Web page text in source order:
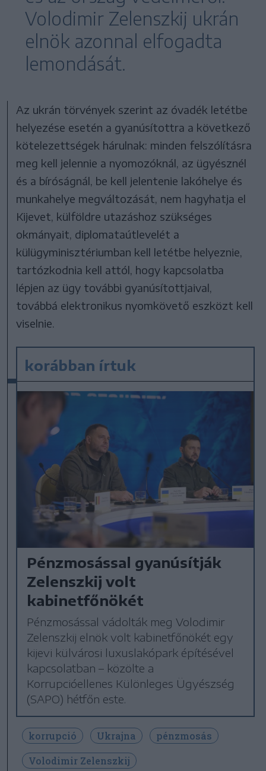
Volodimir Zelenszkij ukrán
elnök azonnal elfogadta
lemondását.
Az ukrán törvények szerint az óvadék letétbe
helyezése esetén a gyanúsítottra a következő
kötelezettségek hárulnak: minden felszólításra
meg kell jelennie a nyomozóknál, az ügyésznél
és a bíróságnál, be kell jelentenie lakóhelye és
munkahelye megváltozását, nem hagyhatja el
Kijevet, külföldre utazáshoz szükséges
okmányait, diplomataútlevelét a
külügyminisztériumban kell letétbe helyeznie,
tartózkodnia kell attól, hogy kapcsolatba
lépjen az ügy további gyanúsítottjaival,
továbbá elektronikus nyomkövető eszközt kell
viselnie.
korábban írtuk
Pénzmosással gyanúsítják
Zelenszkij volt
kabinetfőnökét
Pénzmosással vádolták meg Volodimir
Zelenszkij elnök volt kabinetfőnökét egy
kijevi külvárosi luxuslakópark építésével
kapcsolatban – közölte a
Korrupcióellenes Különleges Ügyészség
(SAPO) hétfőn este.
korrupció Ukrajna
pénzmosás
Volodimir Zelenszkij